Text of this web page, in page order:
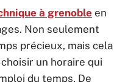
à grenoble en
Non seulement
précieux, mais cela
un horaire qui
du temps. De